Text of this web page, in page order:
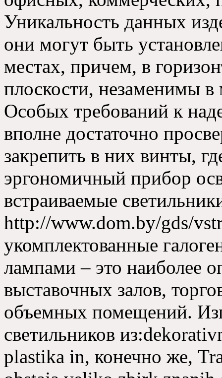
Уникальность данных
они могут быть
местах, причем, в
плоскости, незаменимы
Особых требований к
вполне достаточно
закрепить в них винты,
эргономичный прибор
встраиваемые
http://www.dom.by/gds/
укомплектованные
лампами – это наиболее
выставочных залов,
объемных помещений.
светильников из
plastika in, конечно же,